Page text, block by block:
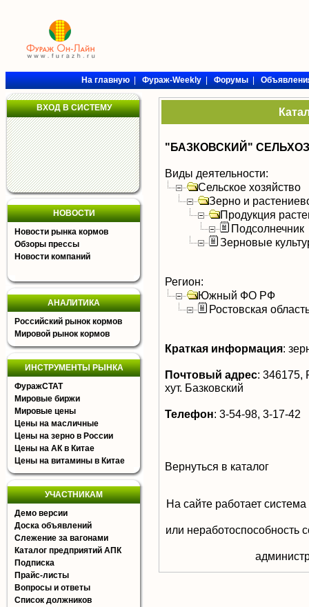
На главную|Фураж-Weekly|Форумы|
ВХОД В СИСТЕМУ
НОВОСТИ
Новости рынка кормов
Обзоры прессы
Новости компаний
АНАЛИТИКА
Российский рынок кормов
Мировой рынок кормов
ИНСТРУМЕНТЫ РЫНКА
ФуражСТАТ
Мировые биржи
Мировые цены
Цены на масличные
Цены на зерно в России
Цены на АК в Китае
Цены на витамины в Китае
УЧАСТНИКАМ
Демо версии
Доска объявлений
Слежение за вагонами
Каталог предприятий АПК
Подписка
Прайс-листы
Вопросы и ответы
Список должников
"БАЗКОВСКИЙ"
Виды деятельности:
Сельское хозяйство
Зерно и
Продукция
Подсолнечник
Зерновые
Регион:
Южный ФО РФ
Ростовская
Краткая информация:
Почтовый адрес: 346175,
хут. Базковский
Телефон: 3-54-98, 3-17-42
Вернуться в каталог
На сайте работает
или неработоспособность